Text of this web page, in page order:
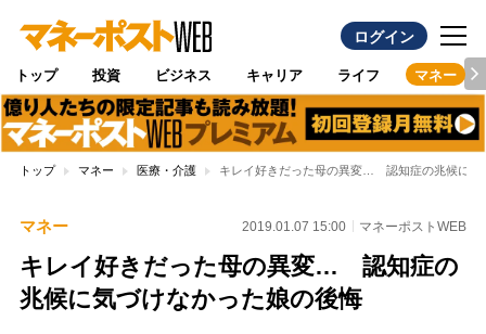
ログイン
トップ 投資 ビジネス キャリア ライフ マネー
トップ マネー 医療・介護 キレイ好きだった母の異変… 認知症の兆候に気
マネー 2019.01.07 15:00 マネーポストWEB
キレイ好きだった母の異変… 認知症の
兆候に気づけなかった娘の後悔